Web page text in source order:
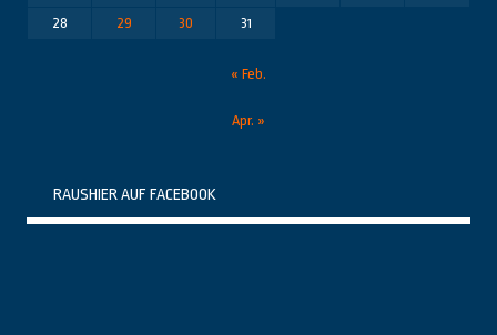
28
29 30 31
« Feb.
Apr. »
RAUSHIER AUF FACEBOOK